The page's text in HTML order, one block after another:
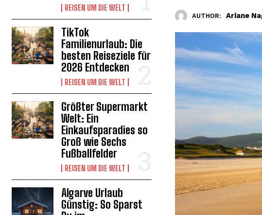
REISEN UM DIE WELT
TikTok
Familienurlaub: Die
besten Reiseziele für
2026 Entdecken
REISEN UM DIE WELT
Größter Supermarkt
Welt: Ein
Einkaufsparadies so
Groß wie Sechs
Fußballfelder
REISEN UM DIE WELT
Algarve Urlaub
Günstig: So Sparst
AUTHOR: Ariane